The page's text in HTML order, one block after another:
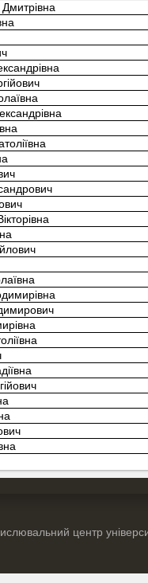
центр